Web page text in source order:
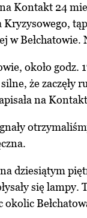
Kontakt 24
Kryzysowego,
w
około godz.
że zaczęły
na
dziesiątym
się
okolic